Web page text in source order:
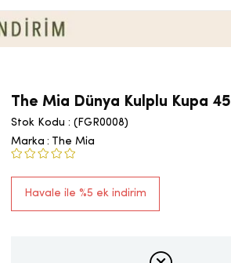
The Mia Dünya Kulplu Kupa
Stok Kodu
(FGR0008)
Marka : The Mia
Havale ile %5 ek indirim